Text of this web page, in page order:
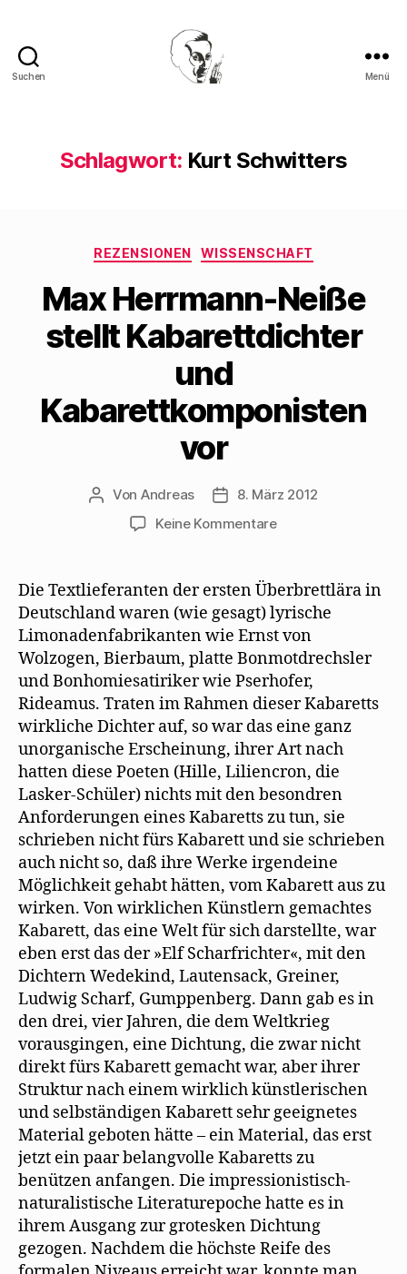
Suchen Menü
Schlagwort: Kurt Schwitters
Kategorien
REZENSIONEN WISSENSCHAFT
Max Herrmann-Neiße
stellt Kabarettdichter
und
Kabarettkomponisten
vor
Beitragsautor
Von Andreas Beitragsdatum
8. März 2012
Keine Kommentarezu
Neiße
stellt
Kabarettdichter
und
vor
Die Textlieferanten der ersten Überbrettlära in
Deutschland waren (wie gesagt) lyrische
Limonadenfabrikanten wie Ernst von
Wolzogen, Bierbaum, platte Bonmotdrechsler
und Bonhomiesatiriker wie Pserhofer,
Rideamus. Traten im Rahmen dieser Kabaretts
wirkliche Dichter auf, so war das eine ganz
unorganische Erscheinung, ihrer Art nach
hatten diese Poeten (Hille, Liliencron, die
Lasker-Schüler) nichts mit den besondren
Anforderungen eines Kabaretts zu tun, sie
schrieben nicht fürs Kabarett und sie schrieben
auch nicht so, daß ihre Werke irgendeine
Möglichkeit gehabt hätten, vom Kabarett aus zu
wirken. Von wirklichen Künstlern gemachtes
Kabarett, das eine Welt für sich darstellte, war
eben erst das der »Elf Scharfrichter«, mit den
Dichtern Wedekind, Lautensack, Greiner,
Ludwig Scharf, Gumppenberg. Dann gab es in
den drei, vier Jahren, die dem Weltkrieg
vorausgingen, eine Dichtung, die zwar nicht
direkt fürs Kabarett gemacht war, aber ihrer
Struktur nach einem wirklich künstlerischen
und selbständigen Kabarett sehr geeignetes
Material geboten hätte – ein Material, das erst
jetzt ein paar belangvolle Kabaretts zu
benützen anfangen. Die impressionistisch-
naturalistische Literaturepoche hatte es in
ihrem Ausgang zur grotesken Dichtung
gezogen. Nachdem die höchste Reife des